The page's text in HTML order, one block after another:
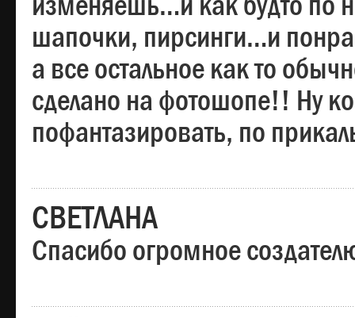
шапочки, пирсинги…и
а все остальное как то
сделано на фотошопе!! Ну
пофантазировать, по
СВЕТЛАНА
Спасибо огромное